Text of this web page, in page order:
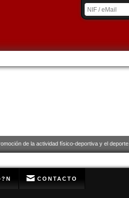
de la actividad físico-deportiva y el deporte.
CONTACTO